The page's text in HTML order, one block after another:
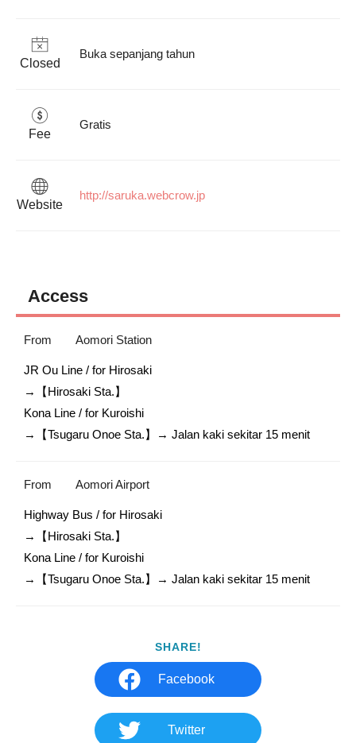
Closed
Buka sepanjang tahun
Fee
Gratis
Website
http://saruka.webcrow.jp
Access
From Aomori Station
JR Ou Line / for Hirosaki
→【Hirosaki Sta.】
Kona Line / for Kuroishi
→【Tsugaru Onoe Sta.】→ Jalan kaki sekitar 15 menit
From Aomori Airport
Highway Bus / for Hirosaki
→【Hirosaki Sta.】
Kona Line / for Kuroishi
→【Tsugaru Onoe Sta.】→ Jalan kaki sekitar 15 menit
SHARE!
Facebook
Twitter